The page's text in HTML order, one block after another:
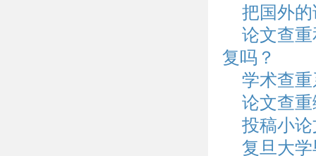
把国外
论文查
复吗？
学术查
论文查
投稿小
复旦大